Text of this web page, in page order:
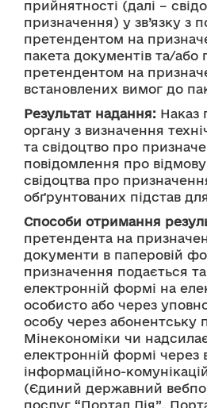
прийнятності (далі –
призначення) у зв’язку з
претендентом на
пакета документів та/
претендентом на
встановлених вимог до
Результат надання: Наказ
органу з визначення
та свідоцтво про
повідомлення про відмову
свідоцтва про
обґрунтованих підстав
Способи отримання
претендента на
документи в паперовій
призначення подається
електронній формі на
особисто або через
особу через абонентську
Мінекономіки чи
електронній формі через
інформаційно-
(Єдиний державний
послуг “Портал Дія”,